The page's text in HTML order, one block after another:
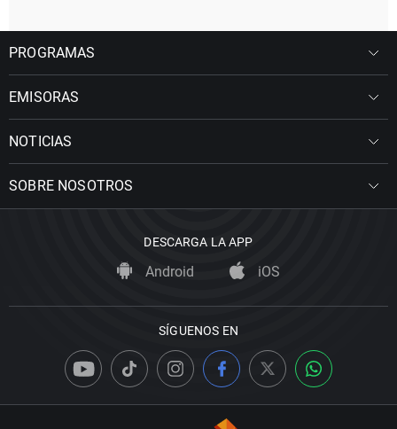
PROGRAMAS
EMISORAS
NOTICIAS
SOBRE NOSOTROS
DESCARGA LA APP
Android iOS
SÍGUENOS EN